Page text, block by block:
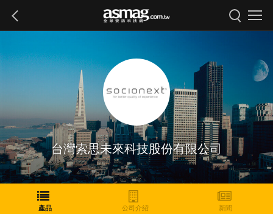
台灣索思未來科技股份有限公司
產品 公司介紹 新聞